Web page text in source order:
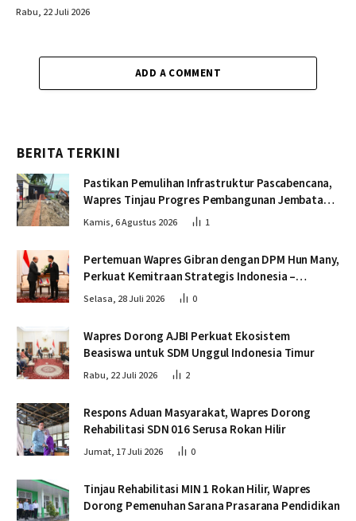
Rabu, 22 Juli 2026
ADD A COMMENT
BERITA TERKINI
Pastikan Pemulihan Infrastruktur Pascabencana,
Wapres Tinjau Progres Pembangunan Jembatan
Krueng Tingkeum Bireuen
Kamis, 6 Agustus 2026 1
Pertemuan Wapres Gibran dengan DPM Hun Many,
Perkuat Kemitraan Strategis Indonesia –
Kamboja
Selasa, 28 Juli 2026 0
Wapres Dorong AJBI Perkuat Ekosistem
Beasiswa untuk SDM Unggul Indonesia Timur
Rabu, 22 Juli 2026 2
Respons Aduan Masyarakat, Wapres Dorong
Rehabilitasi SDN 016 Serusa Rokan Hilir
Jumat, 17 Juli 2026 0
Tinjau Rehabilitasi MIN 1 Rokan Hilir, Wapres
Dorong Pemenuhan Sarana Prasarana Pendidikan